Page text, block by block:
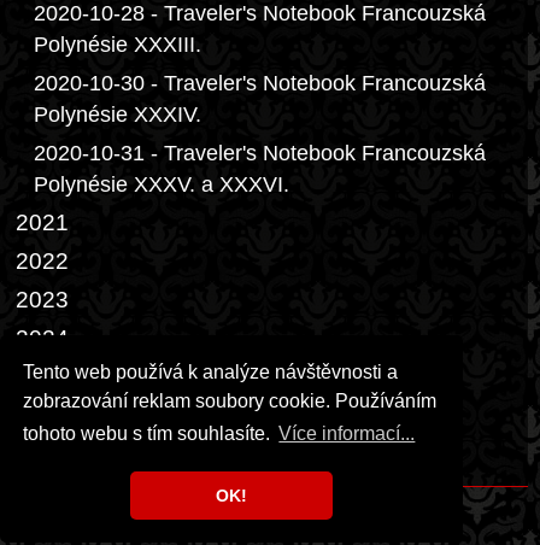
Tento web používá k analýze návštěvnosti a
zobrazování reklam soubory cookie. Používáním
tohoto webu s tím souhlasíte. Více informací...
OK!
2020-10-28 - Traveler's Notebook Francouzská
Polynésie XXXIII.
2020-10-30 - Traveler's Notebook Francouzská
Polynésie XXXIV.
2020-10-31 - Traveler's Notebook Francouzská
Polynésie XXXV. a XXXVI.
2021
2022
2023
2024
2025
2026
Copyright © 1999 - 2026 Milka